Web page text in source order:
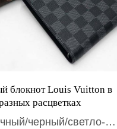
блокнот Louis Vuitton в
расцветках
черный/светло-